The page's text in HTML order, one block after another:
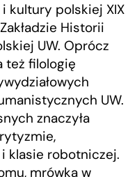
kultury polskiej XIX
Historii
UW. Oprócz
też filologię
UW.
znaczyła
klasie robotniczej.
mrówka w